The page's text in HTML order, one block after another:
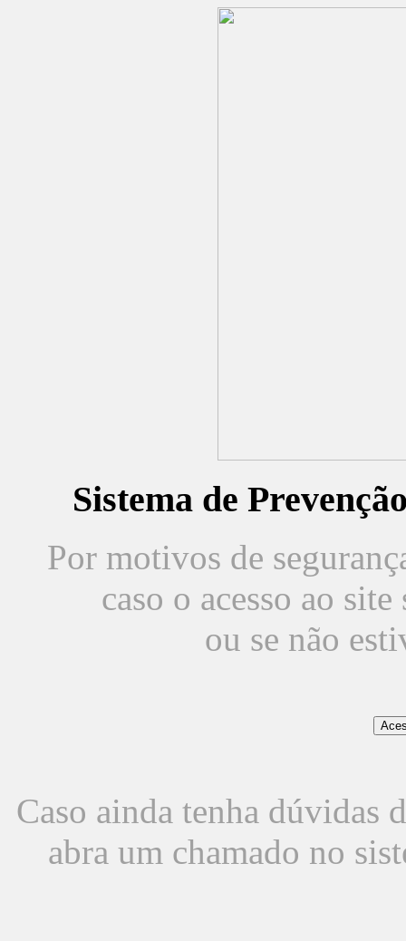
Sistema de
Por motivos de
caso o acesso ao
ou se não
Caso ainda tenha dúvidas
abra um chamado no